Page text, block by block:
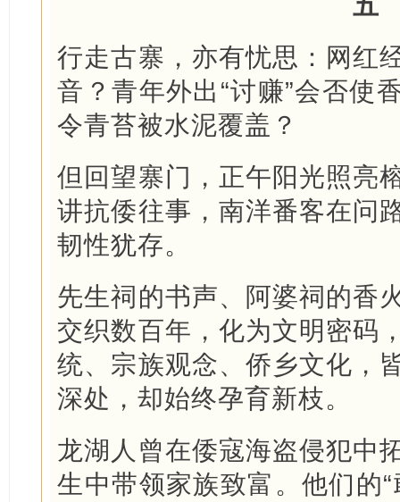
行走古寨，亦有忧思：网红
音？青年外出“讨赚”会否使
令青苔被水泥覆盖？
但回望寨门，正午阳光照亮
讲抗倭往事，南洋番客在
韧性犹存。
先生祠的书声、阿婆祠的香
交织数百年，化为文明密码
统、宗族观念、侨乡文化，
深处，却始终孕育新枝。
龙湖人曾在倭寇海盗侵犯中
生中带领家族致富。他们的